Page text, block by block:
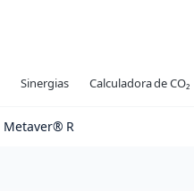
Sinergias Calculadora de CO₂
Metaver® R